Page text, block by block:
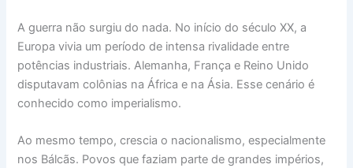
A guerra não surgiu do nada. No início do século XX, a
Europa vivia um período de intensa rivalidade entre
potências industriais. Alemanha, França e Reino Unido
disputavam colônias na África e na Ásia. Esse cenário é
conhecido como imperialismo.
Ao mesmo tempo, crescia o nacionalismo, especialmente
nos Bálcãs. Povos que faziam parte de grandes impérios,